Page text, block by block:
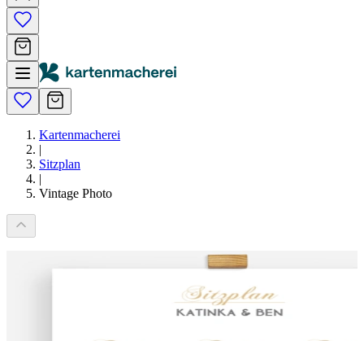
Kartenmacherei
|
Sitzplan
|
Vintage Photo